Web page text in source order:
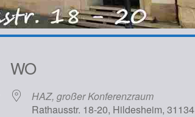
WO
HAZ, großer Konferenzraum
Rathausstr. 18-20, Hildesheim, 31134